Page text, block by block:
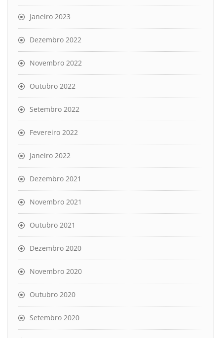
Janeiro 2023
Dezembro 2022
Novembro 2022
Outubro 2022
Setembro 2022
Fevereiro 2022
Janeiro 2022
Dezembro 2021
Novembro 2021
Outubro 2021
Dezembro 2020
Novembro 2020
Outubro 2020
Setembro 2020